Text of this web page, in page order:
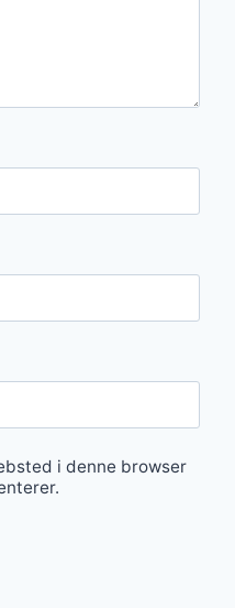
i denne browser